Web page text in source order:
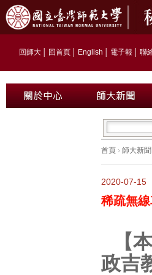
回師大 回首頁 English 電子報 聯
首頁 › 師大新聞
2020-07-15
稀疏無
【
政吉